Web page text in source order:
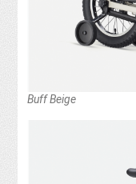
Buff Beige